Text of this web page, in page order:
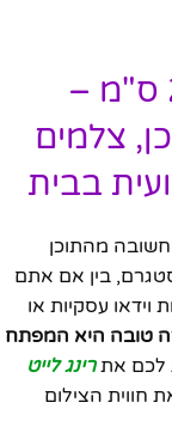
רינג לייט טבעת תאורה 26 ס"מ –
צלמים
בבית
חשובה מהתוכן
בין אם אתם
וידאו עסקיות או
טובה היא המפתח
לכם אתרינג לייט
חווית הצילום